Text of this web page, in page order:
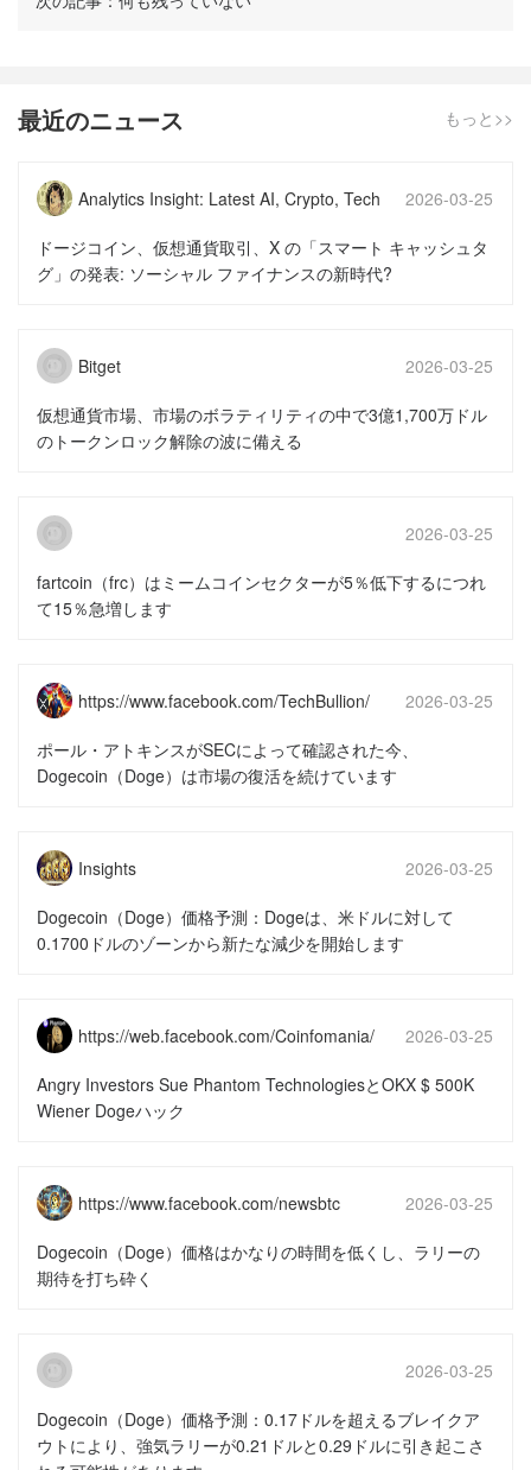
最近のニュース もっと>>
Analytics Insight: Latest AI, Crypto, Tech
2026-03-25
ドージコイン、仮想通貨取引、X の「スマート キャッシュタ
グ」の発表: ソーシャル ファイナンスの新時代?
Bitget
2026-03-25
仮想通貨市場、市場のボラティリティの中で3億1,700万ドル
のトークンロック解除の波に備える
2026-03-25
fartcoin（frc）はミームコインセクターが5％低下するにつれ
て15％急増します
https://www.facebook.com/TechBullion/
2026-03-25
ポール・アトキンスがSECによって確認された今、
Dogecoin（Doge）は市場の復活を続けています
Insights
2026-03-25
15:51:49
Dogecoin（Doge）価格予測：Dogeは、米ドルに対して
0.1700ドルのゾーンから新たな減少を開始します
https://web.facebook.com/Coinfomania/
2026-03-25
Angry Investors Sue Phantom TechnologiesとOKX $ 500K
Wiener Dogeハック
https://www.facebook.com/newsbtc
2026-03-25
Dogecoin（Doge）価格はかなりの時間を低くし、ラリーの
期待を打ち砕く
2026-03-25
15:51:46
Dogecoin（Doge）価格予測：0.17ドルを超えるブレイクア
ウトにより、強気ラリーが0.21ドルと0.29ドルに引き起こさ